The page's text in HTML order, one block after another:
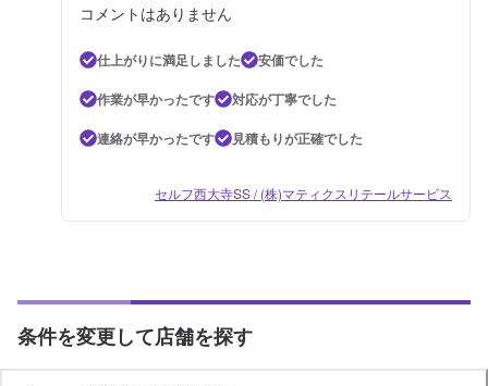
コメントはありません
仕上がりに満足しました
安価でした
作業が早かったです
対応が丁寧でした
連絡が早かったです
見積もりが正確でした
セルフ西大寺SS / (株)マティクスリテールサービス
条件を変更して店舗を探す